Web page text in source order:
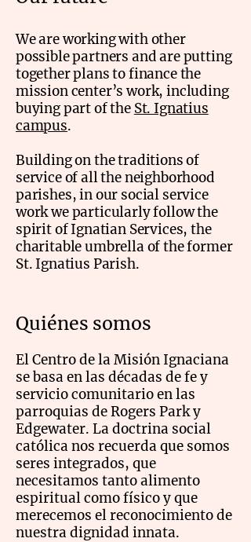
We are working with other
possible partners and are putting
together plans to finance the
mission center’s work, including
buying part of the St. Ignatius
campus.
Building on the traditions of
service of all the neighborhood
parishes, in our social service
work we particularly follow the
spirit of Ignatian Services, the
charitable umbrella of the former
St. Ignatius Parish.
Quiénes somos
El Centro de la Misión Ignaciana
se basa en las décadas de fe y
servicio comunitario en las
parroquias de Rogers Park y
Edgewater. La doctrina social
católica nos recuerda que somos
seres integrados, que
necesitamos tanto alimento
espiritual como físico y que
merecemos el reconocimiento de
nuestra dignidad innata.